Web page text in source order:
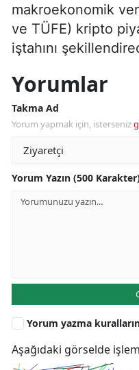
makroekonomik
ve TÜFE) kripto
iştahını
Yorumlar
Takma Ad
Yorum yapmak için, isterseniz
Yorum Yazın (500
Yorum yazma
Aşağıdaki görselde